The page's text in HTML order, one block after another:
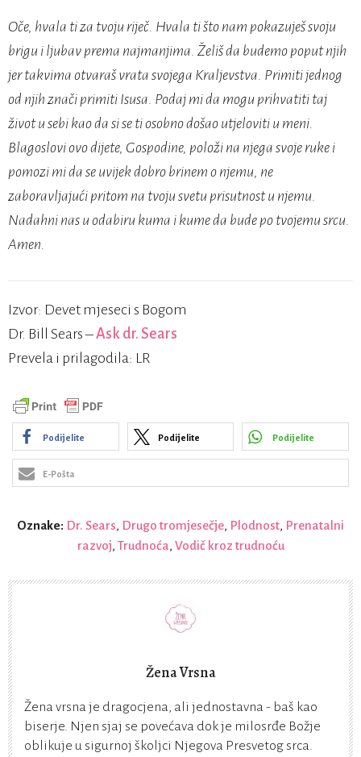
Oče, hvala ti za tvoju riječ. Hvala ti što nam pokazuješ svoju
brigu i ljubav prema najmanjima. Želiš da budemo poput njih
jer takvima otvaraš vrata svojega Kraljevstva. Primiti jednog
od njih znači primiti Isusa. Podaj mi da mogu prihvatiti taj
život u sebi kao da si se ti osobno došao utjeloviti u meni.
Blagoslovi ovo dijete, Gospodine, položi na njega svoje ruke i
pomozi mi da se uvijek dobro brinem o njemu, ne
zaboravljajući pritom na tvoju svetu prisutnost u njemu.
Nadahni nas u odabiru kuma i kume da bude po tvojemu srcu.
Amen.
Izvor: Devet mjeseci s Bogom
Dr. Bill Sears –Ask dr. Sears
Prevela i prilagodila: LR
Podijelite Podijelite Podijelite
E-Pošta
Oznake: Dr. Sears, Drugo tromjesečje, Plodnost, Prenatalni
razvoj, Trudnoća, Vodič kroz trudnoću
Žena Vrsna
Žena vrsna je dragocjena, ali jednostavna - baš kao
biserje. Njen sjaj se povećava dok je milosrđe Božje
oblikuje u sigurnoj školjci Njegova Presvetog srca.